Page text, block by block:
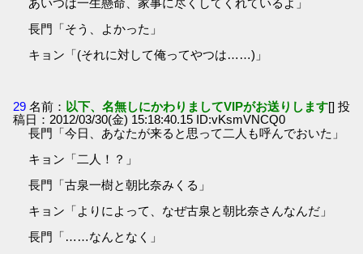
あいつは一生懸命、家事に尽くしてくれているよ」
長門「そう、よかった」
キョン「(それに対して俺ってやつは……)」
29 名前： 以下、名無しにかわりましてVIPがお送りします[] 投
稿日：2012/03/30(金) 15:18:40.15 ID:vKsmVNCQ0
長門「今日、あなたが来ると思って二人も呼んでおいた」
キョン「二人！？」
長門「古泉一樹と朝比奈みくる」
キョン「よりによって、なぜ古泉と朝比奈さんなんだ」
長門「……なんとなく」